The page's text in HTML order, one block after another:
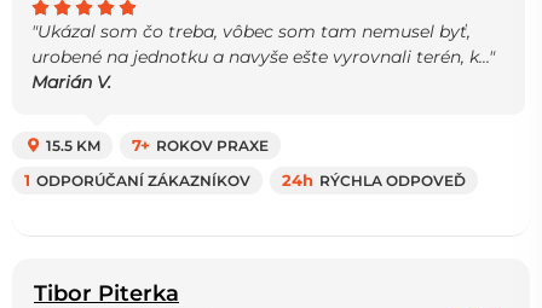
"Ukázal som čo treba, vôbec som tam nemusel byť,
urobené na jednotku a navyše ešte vyrovnali terén, k..."
Marián V.
15.5 KM 7+ ROKOV PRAXE
1 ODPORÚČANÍ ZÁKAZNÍKOV 24h RÝCHLA ODPOVEĎ
Tibor Piterka